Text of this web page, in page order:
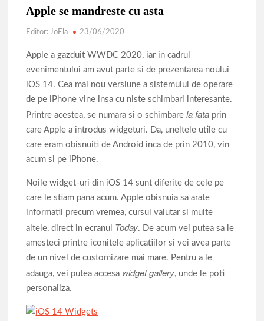
Apple se mandreste cu asta
Editor: JoEla 23/06/2020
Apple a gazduit WWDC 2020, iar in cadrul
evenimentului am avut parte si de prezentarea noului
iOS 14. Cea mai nou versiune a sistemului de operare
de pe iPhone vine insa cu niste schimbari interesante.
Printre acestea, se numara si o schimbarela fata prin
care Apple a introdus widgeturi. Da, uneltele utile cu
care eram obisnuiti de Android inca de prin 2010, vin
acum si pe iPhone.
Noile widget-uri din iOS 14 sunt diferite de cele pe
care le stiam pana acum. Apple obisnuia sa arate
informatii precum vremea, cursul valutar si multe
altele, direct in ecranul Today. De acum vei putea sa le
amesteci printre iconitele aplicatiilor si vei avea parte
de un nivel de customizare mai mare. Pentru a le
adauga, vei putea accesa widget gallery, unde le poti
personaliza.